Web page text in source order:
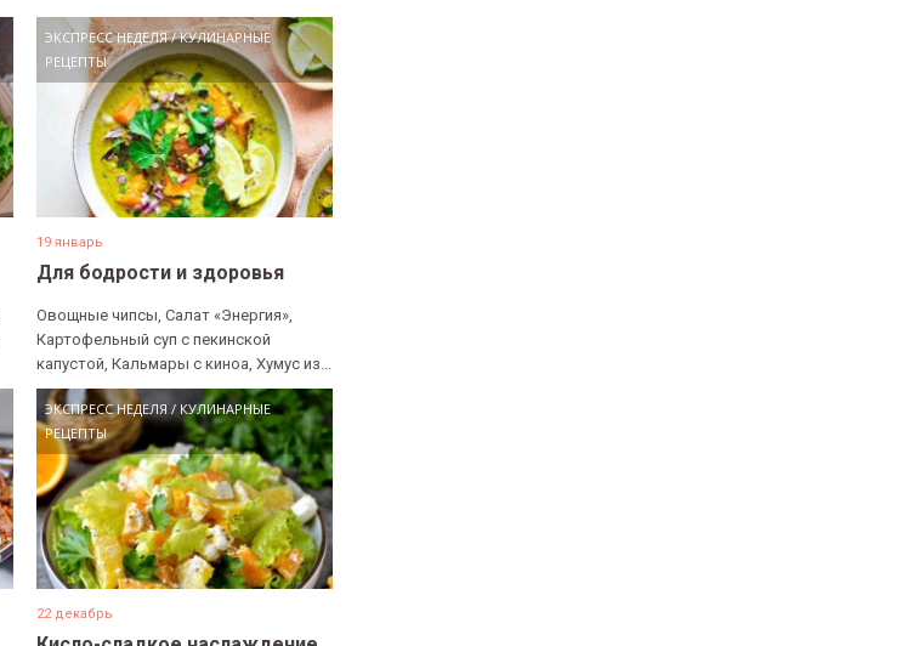
ЭКСПРЕСС НЕДЕЛЯ/КУЛИНАРНЫЕ
РЕЦЕПТЫ
19 январь
Для бодрости и здоровья
Овощные чипсы, Салат «Энергия»,
Картофельный суп с пекинской
капустой, Кальмары с киноа, Хумус из...
ЭКСПРЕСС НЕДЕЛЯ / КУЛИНАРНЫЕ
РЕЦЕПТЫ
22 декабрь